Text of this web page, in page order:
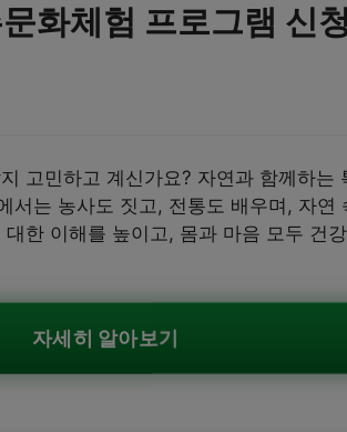
화체험 프로그램 신
고민하고 계신가요? 자연과 함께하는
서는 농사도 짓고, 전통도 배우며, 자연
한 이해를 높이고, 몸과 마음 모두 건
자세히 알아보기